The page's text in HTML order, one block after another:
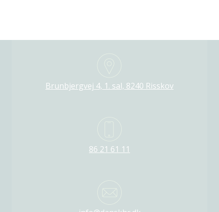
Brunbjergvej 4, 1. sal, 8240 Risskov
86 21 61 11